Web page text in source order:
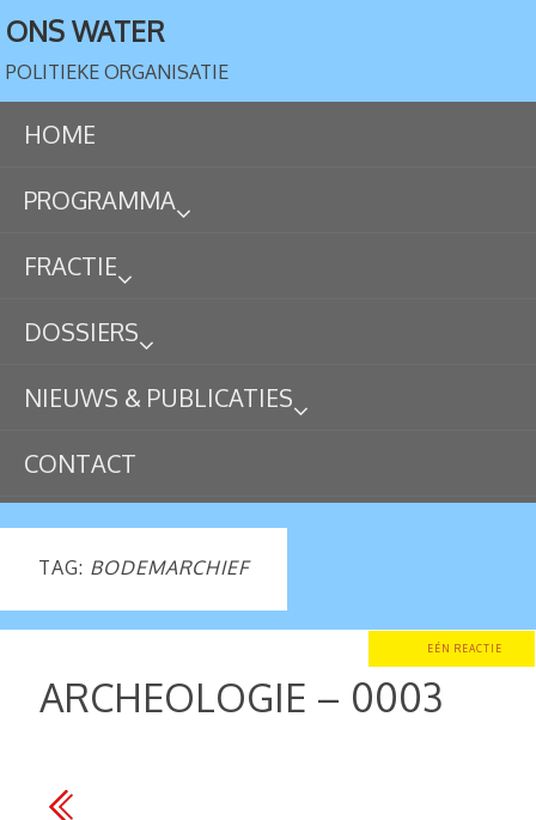
ONS WATER
POLITIEKE ORGANISATIE
HOME
PROGRAMMA
FRACTIE
DOSSIERS
NIEUWS & PUBLICATIES
CONTACT
TAG: BODEMARCHIEF
EÉN REACTIE
ARCHEOLOGIE – 0003